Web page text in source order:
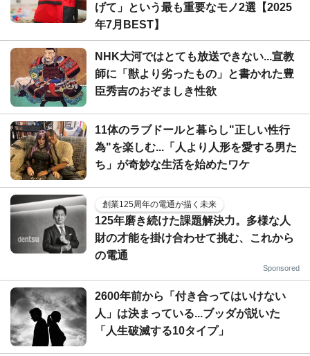
げて」という最も重要なモノ2選【2025
年7月BEST】
NHK大河ではとても放送できない...宣教
師に「獣より劣ったもの」と書かれた豊
臣秀吉のおぞましき性欲
11体のラブドールと暮らし"正しい性行
為"を楽しむ...「人より人形を愛する男た
ち」が奇妙な生活を始めたワケ
創業125周年の電通が描く未来
125年磨き続けた課題解決力。多様な人
財の才能を掛け合わせて挑む、これから
の電通
Sponsored
2600年前から「付き合ってはいけない
人」は決まっている...ブッダが説いた
「人生破滅する10タイプ」